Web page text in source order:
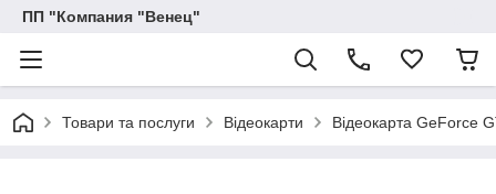
ПП "Компания "Венец"
Товари та послуги Відеокарти Відеокарта GeForce